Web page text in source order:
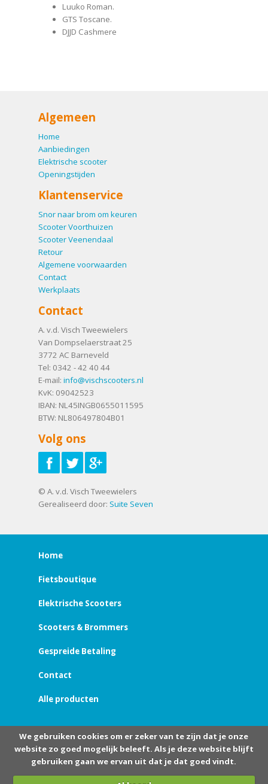
Luuko Roman.
GTS Toscane.
DJJD Cashmere
Algemeen
Home
Aanbiedingen
Elektrische scooter
Openingstijden
Klantenservice
Snor naar brom om keuren
Scooter Voorthuizen
Scooter Veenendaal
Retour
Algemene voorwaarden
Contact
Werkplaats
Contact
A. v.d. Visch Tweewielers
Van Dompselaerstraat 25
3772 AC Barneveld
Tel: 0342 - 42 40 44
E-mail: info@vischscooters.nl
KvK: 09042523
IBAN: NL45INGB0655011595
BTW: NL806497804B01
Volg ons
© A. v.d. Visch Tweewielers
Gerealiseerd door: Suite Seven
Home
Fietsboutique
Elektrische Scooters
Scooters & Brommers
Gespreide Betaling
Contact
Alle producten
We gebruiken cookies om er zeker van te zijn dat je onze
website zo goed mogelijk beleeft. Als je deze website blijft
gebruiken gaan we ervan uit dat je dat goed vindt.